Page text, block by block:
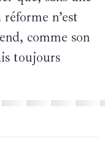
n’est
comme son
toujours